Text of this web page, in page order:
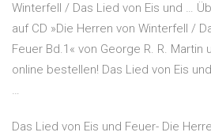
Winterfell / Das Lied von Eis und …
auf CD »Die Herren von Winterfell /
Feuer Bd.1« von George R. R.
online bestellen! Das Lied von Eis
…
Das Lied von Eis und Feuer- Die